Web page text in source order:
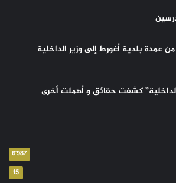
عمدة بلدية أغورط إلى وزير الداخلية
كشفت حقائق و أهملت أخرى
6٬987
15